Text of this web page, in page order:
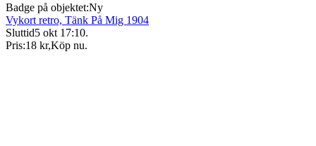
Badge på objektet:Ny
Vykort retro, Tänk På Mig 1904
Sluttid5 okt 17:10.
Pris:18 kr,Köp nu.